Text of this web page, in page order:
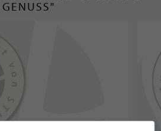
GENUSS"